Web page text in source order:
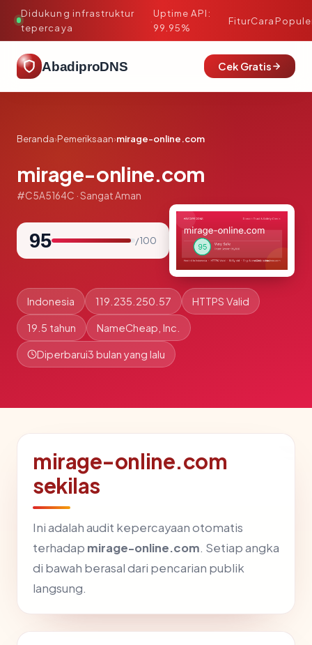
Didukung infrastruktur
tepercaya
·
Uptime API:
99.95%
FiturCara
AbadiproDNS Cek Gratis
Beranda›Pemeriksaan›mirage-online.com
mirage-online.com
#C5A5164C · Sangat Aman
95 / 100
Indonesia 119.235.250.57 HTTPS Valid
19.5 tahun NameCheap, Inc.
Diperbarui3 bulan yang lalu
mirage-online.com
sekilas
Ini adalah audit kepercayaan otomatis
terhadap mirage-online.com. Setiap angka
di bawah berasal dari pencarian publik
langsung.